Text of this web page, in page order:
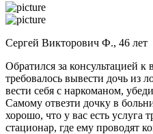
Сергей Викторович Ф., 46 лет
Обратился за консультацией
требовалось вывести дочь из
вести себя с наркоманом,
Самому отвезти дочку в
хорошо, что у вас есть услуга
стационар, где ему проводят